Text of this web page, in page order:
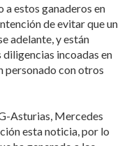
a estos ganaderos en
de evitar que un
adelante, y están
diligencias incoadas en
personado con otros
Asturias, Mercedes
esta noticia, por lo